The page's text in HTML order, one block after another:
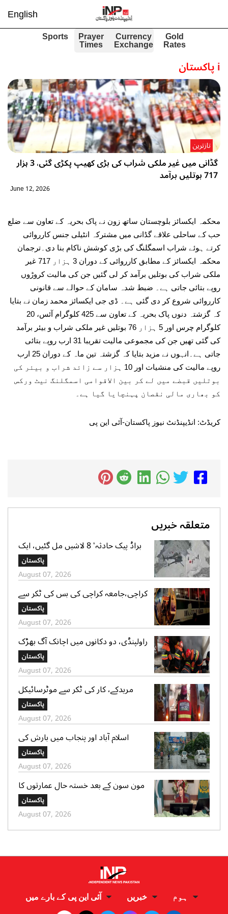
English
Gold
Rates
Currency
Exchange
Prayer
Times
Sports
iپاکستان
گڈانی میں غیر ملکی شراب کی بڑی کھیپ پکڑی گئی، 3 ہزار
717 بوتلیں برآمد
تازترین
June 12, 2026
محکمہ ایکسائز بلوچستان ساتھ زون نے پاک بحریہ کے تعاون سے ضلع
حب کے ساحلی علاقے گڈانی میں مشترکہ انٹیلی جنس کارروائی
کرتے ہوئے شراب اسمگلنگ کی بڑی کوشش ناکام بنا دی۔ترجمان
محکمہ ایکسائز کے مطابق کارروائی کے دوران 3 ہزار 717 غیر
ملکی شراب کی بوتلیں برآمد کر لی گئیں جن کی مالیت کروڑوں
روپے بتائی جاتی ہے۔ ضبط شدہ سامان کے حوالے سے قانونی
کارروائی شروع کر دی گئی ہے۔ ڈی جی ایکسائز محمد زمان نے بتایا
کہ گزشتہ دنوں پاک بحریہ کے تعاون سے 425 کلوگرام آئس، 20
کلوگرام چرس اور 5 ہزار 76 بوتلیں غیر ملکی شراب و بیئر برآمد
کی گئی تھیں جن کی مجموعی مالیت تقریبا 31 ارب روپے بتائی
جاتی ہے۔انہوں نے مزید بتایا کہ گزشتہ تین ماہ کے دوران 25 ارب
روپے مالیت کی منشیات اور 10 ہزار سے زائد شراب و بیئر کی
بوتلیں قبضے میں لے کر بین الاقوامی اسمگلنگ نیٹ ورکس
کو بھاری مالی نقصان پہنچایا گیا ہے۔
کریڈٹ: انڈیپنڈنٹ نیوز پاکستان-آئی این پی
متعلقہ خبریں
براڈ پیک حادثہ‘ 8 لاشیں مل گئیں، ایک
تک رسائی مشکل، 2 کی تلاش جاری‘
صدر الپائن کلب
پاکستان
August 07, 2026
کراچی،جامعہ کراچی کی بس کی ٹکر سے
موٹر سائیکل سوار لڑکی جاں بحق،ڈرائیور
گرفتار
پاکستان
August 07, 2026
راولپنڈی، دو دکانوں میں اچانک آگ بھڑک
اٹھی، ریسکیو کی بروقت کارروائی، بڑا
نقصان ٹل گیا
پاکستان
August 07, 2026
مریدکے، کار کی ٹکر سے موٹرسائیکل
سوار 2 دوست جاں بحق، بچہ شدید
زخمی
پاکستان
August 07, 2026
اسلام آباد اور پنجاب میں بارش کی
پیشگوئی، کراچی میں بوندا باندی کا
امکان
پاکستان
August 07, 2026
مون سون کے بعد خستہ حال عمارتوں کا
سروے کرایا جائے، وزیراعلی پنجاب کی
ہدایت
پاکستان
August 07, 2026
ہوم خبریں آئی این پی کے بارے میں